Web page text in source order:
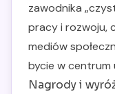
zawodnika
pracy i rozwoju,
mediów
bycie w centrum
Nagrody i